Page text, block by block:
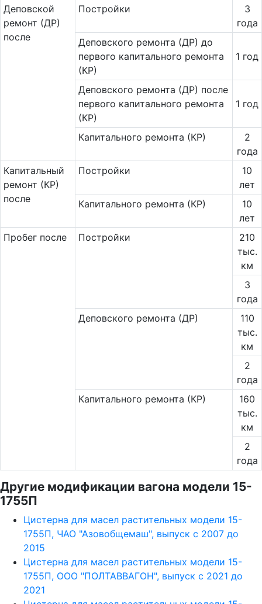
Де­повс­кой
ремонт (ДР)
после
Постройки
3
года
Деповского ремонта (ДР) до
первого капитального ремонта
(КР)
1 год
Деповского ремонта (ДР) после
первого капитального ремонта
(КР)
1 год
Капитального ремонта (КР)
2
года
Ка­пи­таль­ный
ремонт (КР)
после
Постройки
10
лет
Капитального ремонта (КР)
10
лет
Пробег после
Постройки
210
тыс.
км
3
года
Деповского ремонта (ДР)
110
тыс.
км
2
года
Капитального ремонта (КР)
160
тыс.
км
2
года
Другие модификации вагона модели 15-
1755П
Цистерна для масел растительных модели 15-
1755П, ЧАО "Азовобщемаш", выпуск с 2007 до
2015
Цистерна для масел растительных модели 15-
1755П, ООО "ПОЛТАВВАГОН", выпуск с 2021 до
2021